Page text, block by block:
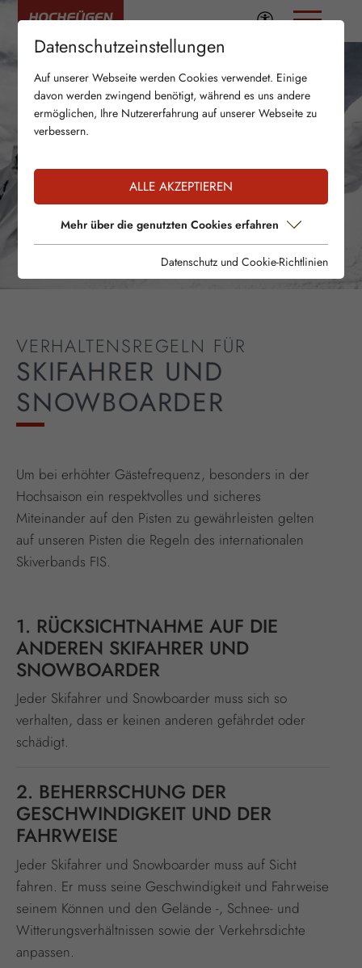
VERHALTENSREGELN FÜR
SKIFAHRER UND
SNOWBOARDER
Um bei erhöhter Gästefrequenz, besonders in der
Hochsaison ein respektvolles und sicheres
Miteinander auf den Pisten zu gewährleisten gelten
auf unseren Pisten die Regeln des internationalen
Skiverbands FIS.
1. RÜCKSICHTNAHME AUF DIE
ANDEREN SKIFAHRER UND
SNOWBOARDER
Jeder Skifahrer und Snowboarder muss sich so
verhalten, dass er keinen anderen gefährdet oder
schädigt.
2. BEHERRSCHUNG DER
GESCHWINDIGKEIT UND DER
FAHRWEISE
Jeder Skifahrer und Snowboarder muss auf Sicht
fahren. Er muss seine Geschwindigkeit und Fahrweise
seinem Können und den Gelände -, Schnee- und
Witterungsverhältnissen sowie der Verkehrsdichte
anpassen.
Datenschutzeinstellungen
Auf unserer Webseite werden Cookies verwendet. Einige
davon werden zwingend benötigt, während es uns andere
ermöglichen, Ihre Nutzererfahrung auf unserer Webseite zu
verbessern.
ALLE AKZEPTIEREN
Mehr über die genutzten Cookies erfahren
Datenschutz und Cookie-Richtlinien